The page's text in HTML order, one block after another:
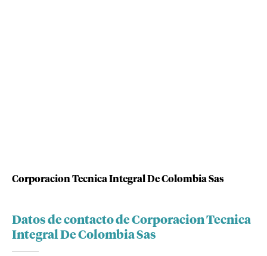
Corporacion Tecnica Integral De Colombia Sas
Datos de contacto de Corporacion Tecnica
Integral De Colombia Sas